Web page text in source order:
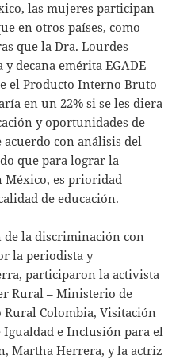
las mujeres participan
en otros países, como
que la Dra. Lourdes
decana emérita EGADE
el Producto Interno Bruto
en un 22% si se les diera
y oportunidades de
con análisis del
que para lograr la
es prioridad
de educación.
de la discriminación con
la periodista y
participaron la activista
Rural – Ministerio de
Colombia, Visitación
e Inclusión para el
Martha Herrera, y la actriz